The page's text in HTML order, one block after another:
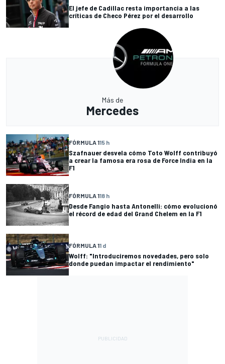
El jefe de Cadillac resta importancia a las
críticas de Checo Pérez por el desarrollo
Más de
Mercedes
FÓRMULA 115 h
Szafnauer desvela cómo Toto Wolff contribuyó
a crear la famosa era rosa de Force India en la
F1
FÓRMULA 118 h
Desde Fangio hasta Antonelli: cómo evolucionó
el récord de edad del Grand Chelem en la F1
FÓRMULA 11 d
Wolff: "Introduciremos novedades, pero solo
donde puedan impactar el rendimiento"